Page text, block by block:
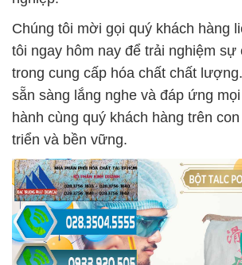
Chúng tôi mời gọi quý khách hàng
tôi ngay hôm nay để trải nghiệm sự
trong cung cấp hóa chất chất
sẵn sàng lắng nghe và đáp ứng
hành cùng quý khách hàng trên
triển và bền vững.